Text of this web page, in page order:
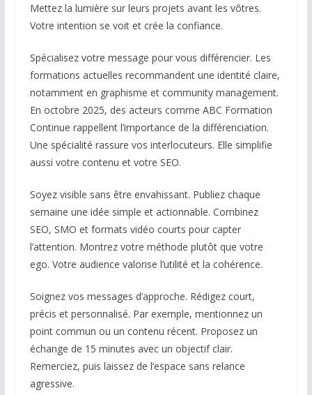
Mettez la lumière sur leurs projets avant les vôtres.
Votre intention se voit et crée la confiance.
Spécialisez votre message pour vous différencier. Les
formations actuelles recommandent une identité claire,
notamment en graphisme et community management.
En octobre 2025, des acteurs comme ABC Formation
Continue rappellent l’importance de la différenciation.
Une spécialité rassure vos interlocuteurs. Elle simplifie
aussi votre contenu et votre SEO.
Soyez visible sans être envahissant. Publiez chaque
semaine une idée simple et actionnable. Combinez
SEO, SMO et formats vidéo courts pour capter
l’attention. Montrez votre méthode plutôt que votre
ego. Votre audience valorise l’utilité et la cohérence.
Soignez vos messages d’approche. Rédigez court,
précis et personnalisé. Par exemple, mentionnez un
point commun ou un contenu récent. Proposez un
échange de 15 minutes avec un objectif clair.
Remerciez, puis laissez de l’espace sans relance
agressive.